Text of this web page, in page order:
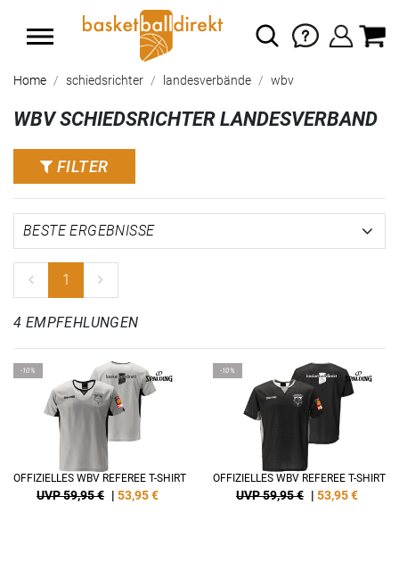
Home schiedsrichter landesverbände wbv
WBV SCHIEDSRICHTER LANDESVERBAND
FILTER
1
4 EMPFEHLUNGEN
-10%
OFFIZIELLES WBV REFEREE T-SHIRT
UVP 59,95 € | 53,95€
-10%
OFFIZIELLES WBV REFEREE T-SHIRT
UVP 59,95 € | 53,95€